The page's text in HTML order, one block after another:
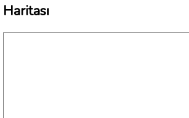
Haritası